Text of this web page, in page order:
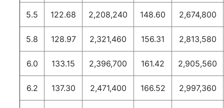
5.5 122.68 2,208,240 148.60 2,674,800
5.8 128.97 2,321,460 156.31 2,813,580
6.0 133.15 2,396,700 161.42 2,905,560
6.2 137.30 2,471,400 166.52 2,997,360